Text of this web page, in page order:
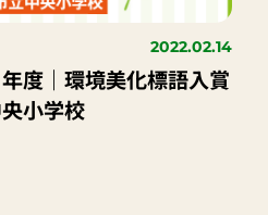
2022.02.14
度｜環境美化標語入賞
小学校